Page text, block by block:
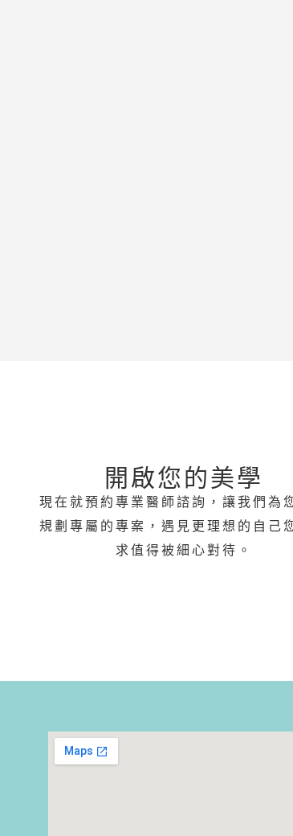
開啟您的美學
現在就預約專業醫師諮詢，讓我們為
規劃專屬的專案，遇見更理想的自己
求值得被細心對待。